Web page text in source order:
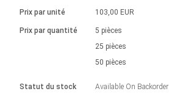
Système d'unité
Solénoïdes
Ø 28-42| 1-1400 rpm | <= 290Ncm
Contrôleur de moteur CC sans
Pilotes de moteurs à courant
continu à balais série DPWM
Pilotes de moteur pas à pas
Synchrone-Asynchrone | pour 1-4 actionneurs
Boîtes de contrôle
Synchrone-Asynchrone | pour 1-4 actionneurs
Français (EUR)
Prix par unité
Prix par quantité
Statut du stock
103,00 EUR
5 pièces
25 pièces
50 pièces
Available On Backorder